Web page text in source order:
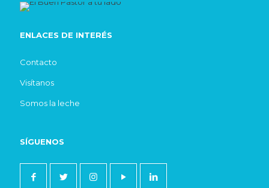
ENLACES DE INTERÉS
Contacto
Visítanos
Somos la leche
SÍGUENOS